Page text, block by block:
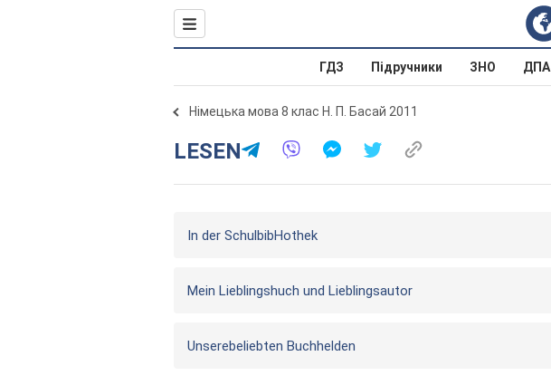
ГДЗ Підручники ЗНО ДПА
Німецька мова 8 клас Н. П. Басай 2011
LESEN
In der SchulbibHothek
Mein Lieblingshuch und Lieblingsautor
Unserebeliebten Buchhelden